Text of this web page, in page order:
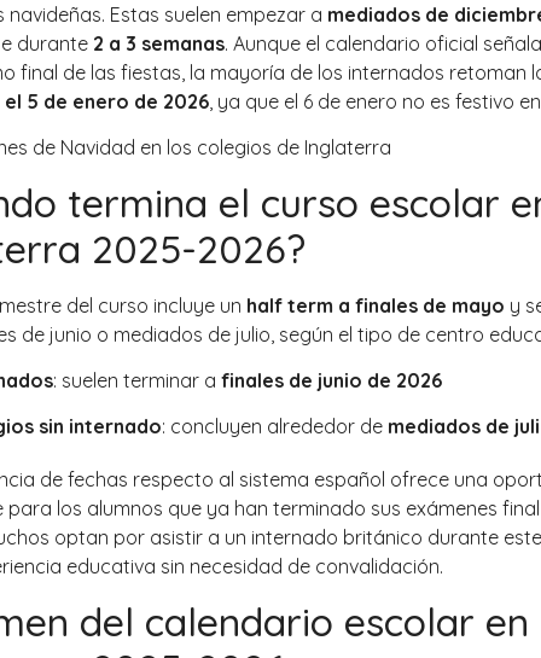
navideñas. Estas suelen empezar a mediados de
durante 2 a 3 semanas. Aunque el calendario oficial
final de las fiestas, la mayoría de los internados retoman
el 5 de enero de 2026, ya que el 6 de enero no es festivo
termina el curso escolar
2025-2026?
del curso incluye un half term a finales de mayo y
de junio o mediados de julio, según el tipo de centro
: suelen terminar a finales de junio de 2026
sin internado: concluyen alrededor de mediados de
de fechas respecto al sistema español ofrece una
para los alumnos que ya han terminado sus exámenes
optan por asistir a un internado británico durante
educativa sin necesidad de convalidación.
del calendario escolar en